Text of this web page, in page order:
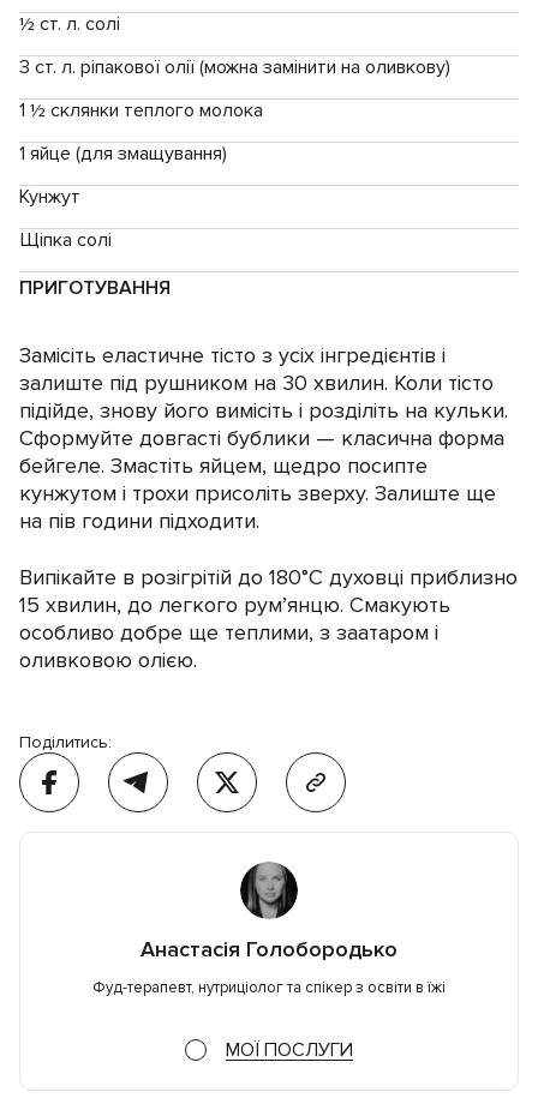
½ ст. л. солі
3 ст. л. ріпакової олії (можна замінити на оливкову)
1 ½ склянки теплого молока
1 яйце (для змащування)
Кунжут
Щіпка солі
ПРИГОТУВАННЯ
Замісіть еластичне тісто з усіх інгредієнтів і
залиште під рушником на 30 хвилин. Коли тісто
підійде, знову його вимісіть і розділіть на кульки.
Сформуйте довгасті бублики — класична форма
бейгеле. Змастіть яйцем, щедро посипте
кунжутом і трохи присоліть зверху. Залиште ще
на пів години підходити.
Випікайте в розігрітій до 180°C духовці приблизно
15 хвилин, до легкого рум’янцю. Смакують
особливо добре ще теплими, з заатаром і
оливковою олією.
Поділитись:
Анастасія Голобородько
Фуд-терапевт, нутриціолог та спікер з освіти в їжі
МОЇ ПОСЛУГИ